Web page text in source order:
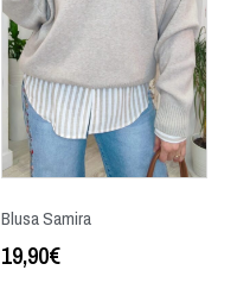
Blusa Samira
19,90€